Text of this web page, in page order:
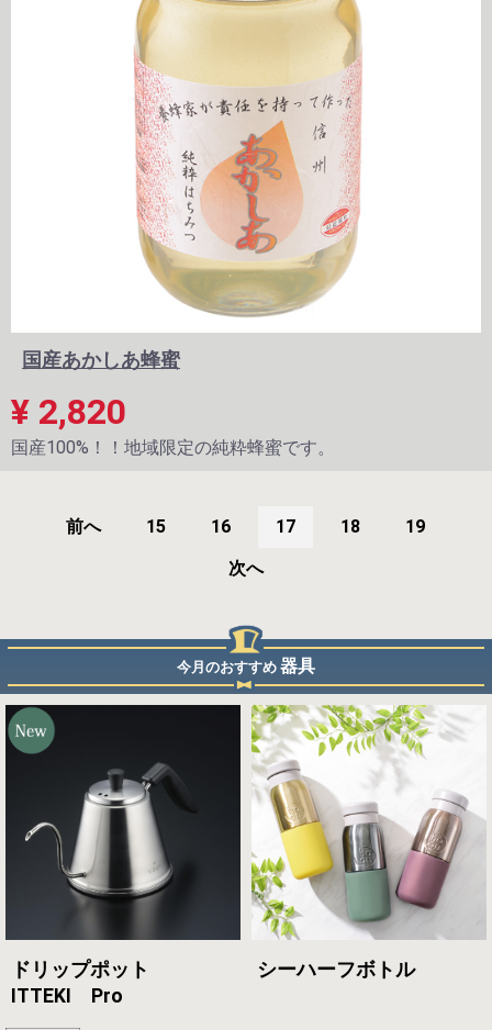
国産あかしあ蜂蜜
¥ 2,820
国産100%！！地域限定の純粋蜂蜜です。
前へ 15 16 17 18
19
次へ
今月のおすすめ 器具
ドリップポット
ITTEKI Pro
シーハーフボトル